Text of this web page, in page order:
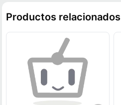
Productos relacionados